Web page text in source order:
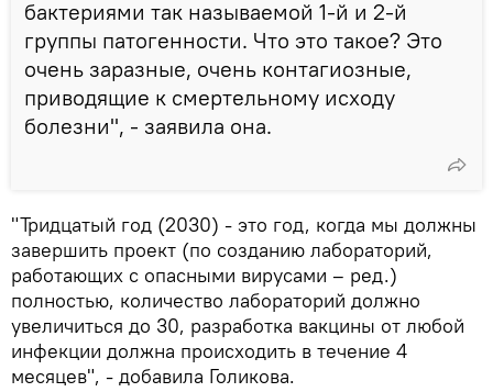
бактериями так называемой 1-й и 2-й
группы патогенности. Что это такое? Это
очень заразные, очень контагиозные,
приводящие к смертельному исходу
болезни", - заявила она.
"Тридцатый год (2030) - это год, когда мы должны
завершить проект (по созданию лабораторий,
работающих с опасными вирусами – ред.)
полностью, количество лабораторий должно
увеличиться до 30, разработка вакцины от любой
инфекции должна происходить в течение 4
месяцев", - добавила Голикова.